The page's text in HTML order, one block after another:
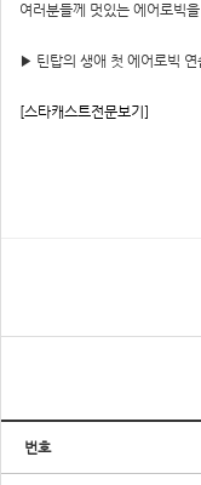
여러분들께 멋있는 에어로빅
▶ 틴탑의 생애 첫 에어로빅 연
[스타캐스트전문보기]
번호